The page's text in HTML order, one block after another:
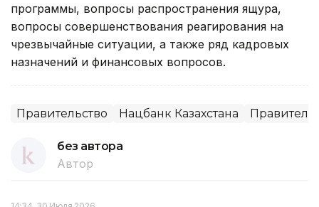
программы, вопросы распространения ящура,
вопросы совершенствования реагирования на
чрезвычайные ситуации, а также ряд кадровых
назначений и финансовых вопросов.
Правительство Нацбанк Казахстана
без автора
Автор